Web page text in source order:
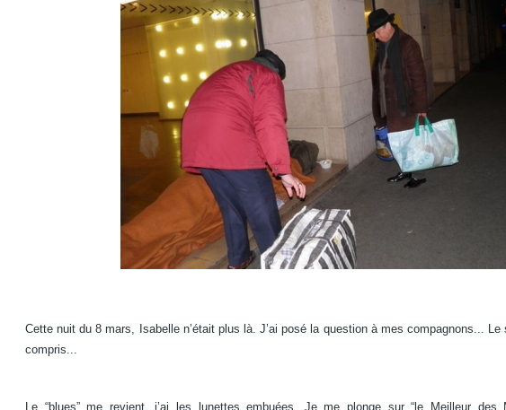
Cette nuit du 8 mars, Isabelle n’était plus là.J’ai posé la question à mes compagnons... Le
compris...
Le “blues” me revient, j’ai les lunettes embuées. Je me plonge sur “le Meilleur des